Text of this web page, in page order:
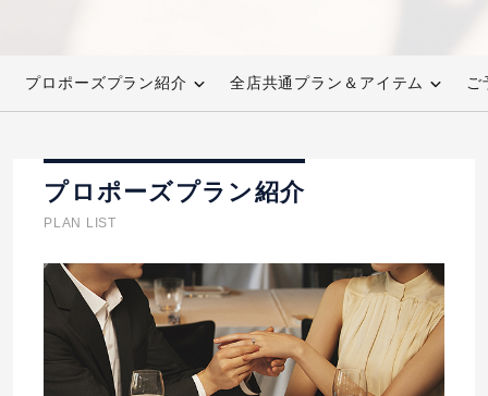
プロポーズプラン紹介 全店共通プラン＆アイテム ご
プロポーズプラン紹介
PLAN LIST
プロポーズサポートの流れ
スペシャルプロポーズイベント
プロポーズアイテム
おすすめの婚約指輪
プロポーズ知恵袋
プロポーズ意識調査結果一覧
婚約指輪選び方ガイド
アイプリモについて
ニュース